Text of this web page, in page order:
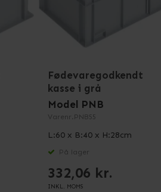
Fødevaregodkendt
kasse i grå
Model PNB
Varenr. PNB55
L:60 x B:40 x H:28cm
På lager
332,06 kr.
INKL. MOMS